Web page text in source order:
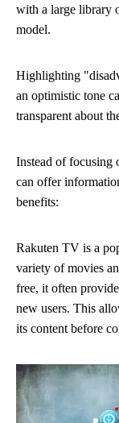
with a large library
model.
Highlighting
an optimistic tone
transparent about
Instead of focusing
can offer
benefits:
Rakuten TV is a
variety of movies
free, it often
new users. This
its content before